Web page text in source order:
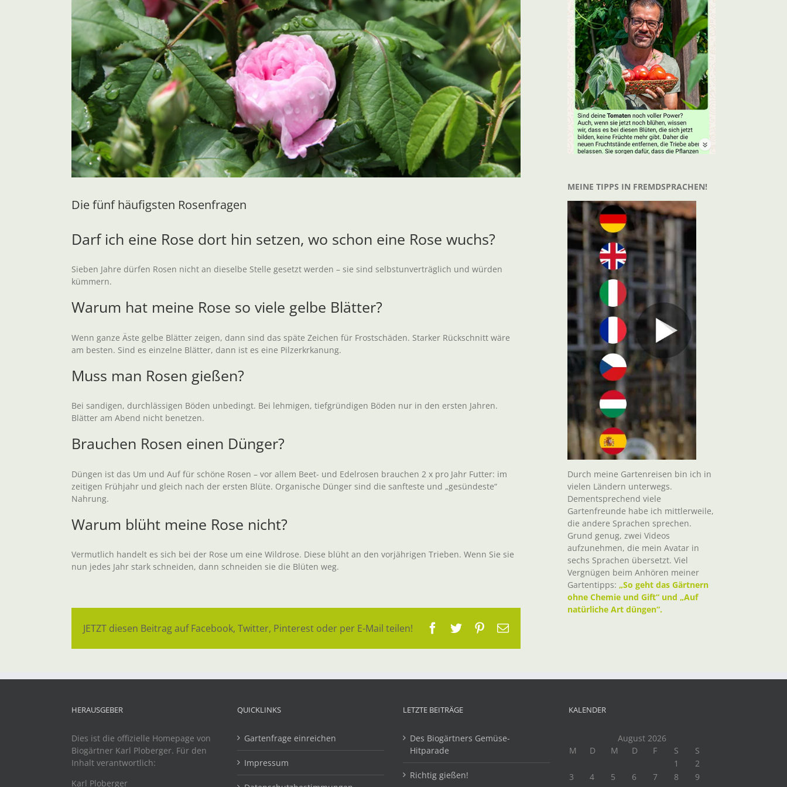
Die fünf häufigsten Rosenfragen
Darf ich eine Rose dort hin setzen, wo schon eine Rose wuchs?
Sieben Jahre dürfen Rosen nicht an dieselbe Stelle gesetzt werden – sie sind selbstunverträglich und würden
kümmern.
Warum hat meine Rose so viele gelbe Blätter?
Wenn ganze Äste gelbe Blätter zeigen, dann sind das späte Zeichen für Frostschäden. Starker Rückschnitt wäre
am besten. Sind es einzelne Blätter, dann ist es eine Pilzerkrkanung.
Muss man Rosen gießen?
Bei sandigen, durchlässigen Böden unbedingt. Bei lehmigen, tiefgründigen Böden nur in den ersten Jahren.
Blätter am Abend nicht benetzen.
Brauchen Rosen einen Dünger?
Düngen ist das Um und Auf für schöne Rosen – vor allem Beet- und Edelrosen brauchen 2 x pro Jahr Futter: im
zeitigen Frühjahr und gleich nach der ersten Blüte. Organische Dünger sind die sanfteste und „gesündeste“
Nahrung.
Warum blüht meine Rose nicht?
Vermutlich handelt es sich bei der Rose um eine Wildrose. Diese blüht an den vorjährigen Trieben. Wenn Sie sie
nun jedes Jahr stark schneiden, dann schneiden sie die Blüten weg.
JETZT diesen Beitrag auf Facebook, Twitter, Pinterest oder per E-Mail teilen! Facebook
TwitterPinterest
E-
MEINE TIPPS IN FREMDSPRACHEN!
Durch meine Gartenreisen bin ich in
vielen Ländern unterwegs.
Dementsprechend viele
Gartenfreunde habe ich mittlerweile,
die andere Sprachen sprechen.
Grund genug, zwei Videos
aufzunehmen, die mein Avatar in
sechs Sprachen übersetzt. Viel
Vergnügen beim Anhören meiner
Gartentipps: „So geht das Gärtnern
ohne Chemie und Gift“ und „Auf
natürliche Art düngen“.
HERAUSGEBER
Dies ist die offizielle Homepage von
Biogärtner Karl Ploberger. Für den
Inhalt verantwortlich:
Karl Ploberger
QUICKLINKS
Gartenfrage einreichen
Impressum
LETZTE BEITRÄGE
Des Biogärtners Gemüse-
Hitparade
Richtig gießen!
KALENDER
August 2026
M
D M D F S
S
1
2
3
4 5 6 7 8
9